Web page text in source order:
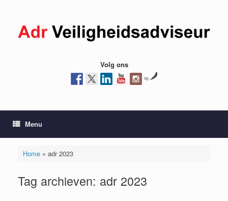
inhoud
Volg ons
by
Menu
Home» adr 2023
Tag archieven: adr 2023